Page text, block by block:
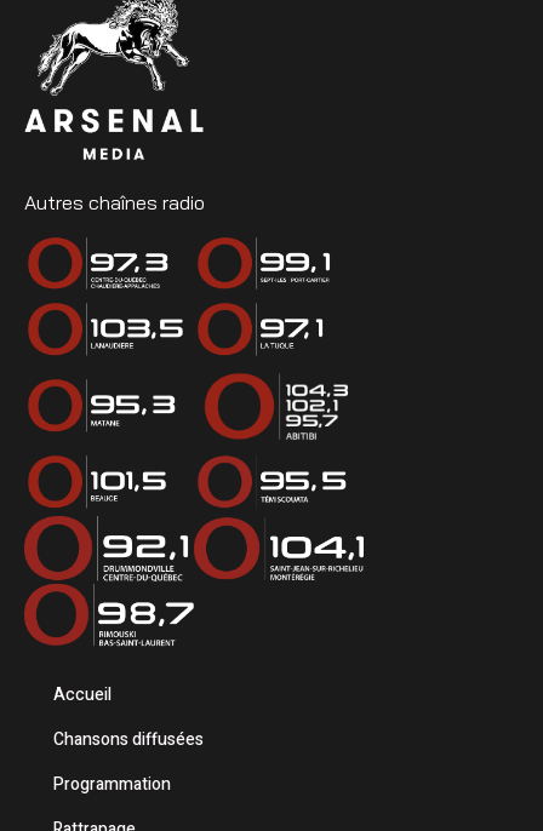
Autres chaînes radio
Accueil
Chansons diffusées
Programmation